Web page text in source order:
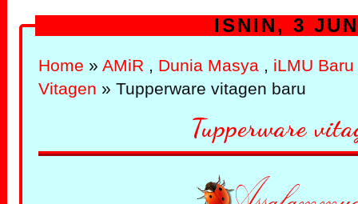
ISNIN, 3
Home » AMiR , Dunia Masya , iLMU Baru
Vitagen » Tupperware vitagen baru
Tupperware